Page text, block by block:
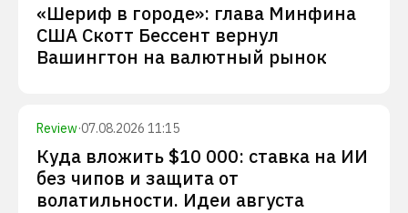
«Шериф в городе»: глава Минфина
США Скотт Бессент вернул
Вашингтон на валютный рынок
Review·07.08.2026 11:15
Куда вложить $10 000: ставка на ИИ
без чипов и защита от
волатильности. Идеи августа